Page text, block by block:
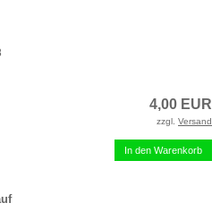
4,00 EUR
zzgl. Versand
In den Warenkorb